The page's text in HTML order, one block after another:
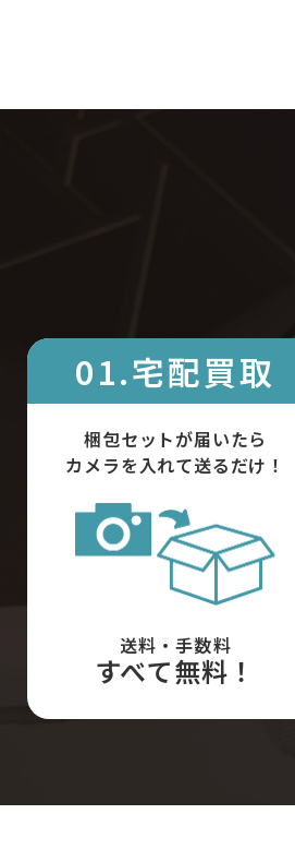
01.宅配買取
梱包セットが届いたら
カメラを入れて送るだけ！
送料・手数料
すべて無料！